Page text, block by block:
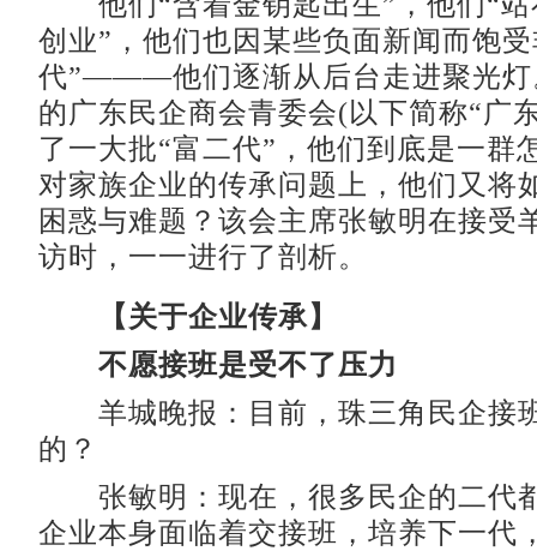
创业”，他们也因某些负面新闻而饱
代”———他们逐渐从后台走进聚光灯
的广东民企商会青委会(以下简称“广
了一大批“富二代”，他们到底是一群
对家族企业的传承问题上，他们又将
困惑与难题？该会主席张敏明在接受
访时，一一进行了剖析。
【关于企业传承】
不愿接班是受不了压力
羊城晚报：目前，珠三角民企接
的？
张敏明：现在，很多民企的二代
企业本身面临着交接班，培养下一代